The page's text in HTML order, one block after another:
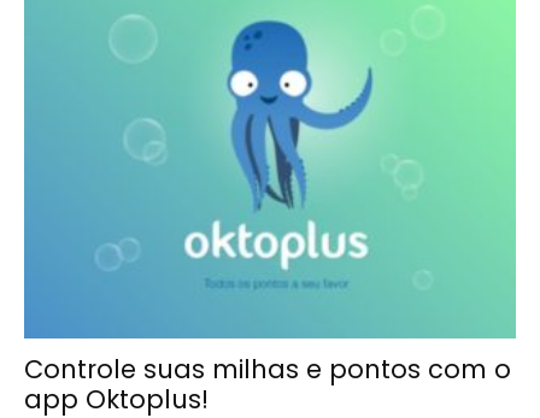
Controle suas milhas e pontos com o
app Oktoplus!